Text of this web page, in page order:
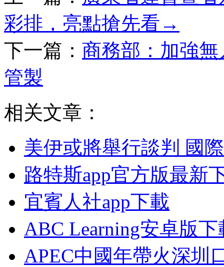
彩排，亮點搶先看→
下一篇： 商務部：加強
管製
相关文章：
美伊或將舉行談判 國
路特斯app官方版最新
宜賓人社app下載
ABC Learning安卓版下
APEC中國年帶火深圳